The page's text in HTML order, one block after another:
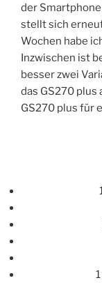
der
stellt sich
Wochen habe
Inzwischen ist
besser zwei
das GS270 plus
GS270 plus für